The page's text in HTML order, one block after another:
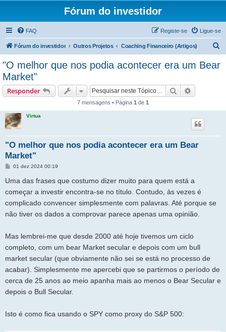
Fórum do investidor
FAQ Ligue-se
Registe-se
Fórum do investidor Outros Projetos Coaching Financeiro (Artigos)
"O melhor que nos podia acontecer era um Bear
Market"
Responder Pesquisar
7 mensagens • Página 1 de 1
Virtua
"O melhor que nos podia acontecer era um Bear
Market"
M
s
a
g
e
01 dez 2024 00:19
Uma das frases que costumo dizer muito para quem está a
começar a investir encontra-se no título. Contudo, às vezes é
complicado convencer simplesmente com palavras. Até porque se
não tiver os dados a comprovar parece apenas uma opinião.
Mas lembrei-me que desde 2000 até hoje tivemos um ciclo
completo, com um bear Market secular e depois com um bull
market secular (que obviamente não sei se está no processo de
acabar). Simplesmente me apercebi que se partirmos o período de
cerca de 25 anos ao meio apanha mais ao menos o Bear Secular e
depois o Bull Secular.
Isto é como fica usando o SPY como proxy do S&P 500: